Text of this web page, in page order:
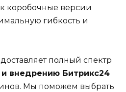
коробочные версии
гибкость и
полный спектр
и внедрению Битрикс24
Мы поможем выбрать